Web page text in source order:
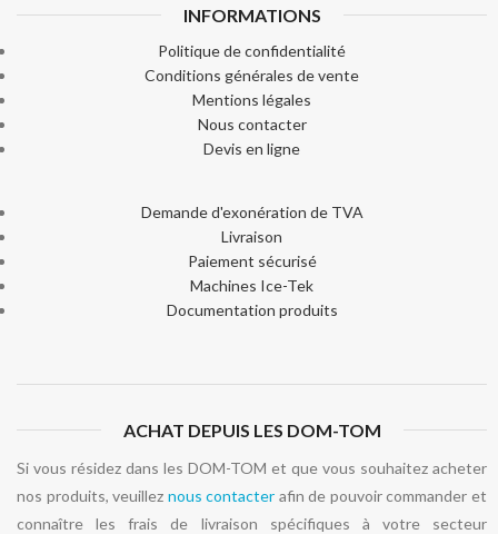
INFORMATIONS
Politique de confidentialité
Conditions générales de vente
Mentions légales
Nous contacter
Devis en ligne
Demande d'exonération de TVA
Livraison
Paiement sécurisé
Machines Ice-Tek
Documentation produits
ACHAT DEPUIS LES DOM-TOM
Si vous résidez dans les DOM-TOM et que vous souhaitez acheter
nos produits, veuillez nous contacter afin de pouvoir commander et
connaître les frais de livraison spécifiques à votre secteur